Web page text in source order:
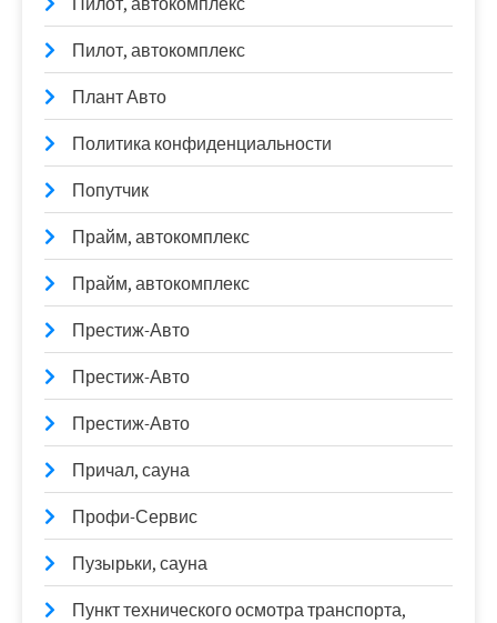
Пилот, автокомплекс
Плант Авто
Политика конфиденциальности
Попутчик
Прайм, автокомплекс
Прайм, автокомплекс
Престиж-Авто
Престиж-Авто
Престиж-Авто
Причал, сауна
Профи-Сервис
Пузырьки, сауна
Пункт технического осмотра транспорта,